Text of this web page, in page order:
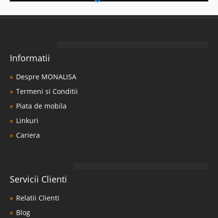
Informatii
Despre MONALISA
Termeni si Conditii
Piata de mobila
Linkuri
Cariera
Servicii Clienti
Relatii Clienti
Blog